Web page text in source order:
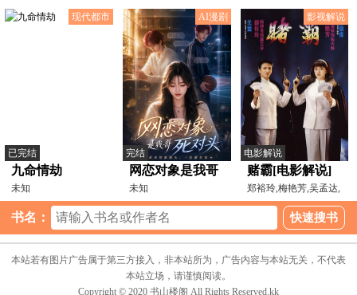
李磊
诗琪,初俊辰,谭晓凡,
现代都市
已完结
九命情劫
未知
AI漫剧
完结
网恋对象是我哥
死对头
未知
影视解说
电影解说
赌霸[电影解说]
郑裕玲,梅艳芳,吴孟达,
周星驰,吴君如,成奎
书名：
本站若有图片广告属于第三方接入，非本站所为，广告内容与本站无关，不代表
本站立场，请谨慎阅读。
Copyright © 2020 书山楼阁 All Rights Reserved.kk